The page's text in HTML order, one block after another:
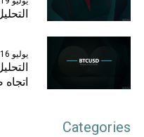
يوليو 16 24, 17:03 GMT
Categories